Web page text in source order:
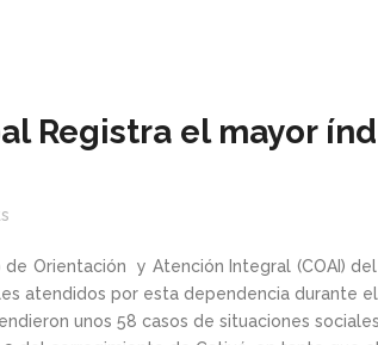
Registra el mayor
Orientación y Atención Integral (COAI)
atendidos por esta dependencia durante
unos 58 casos de situaciones